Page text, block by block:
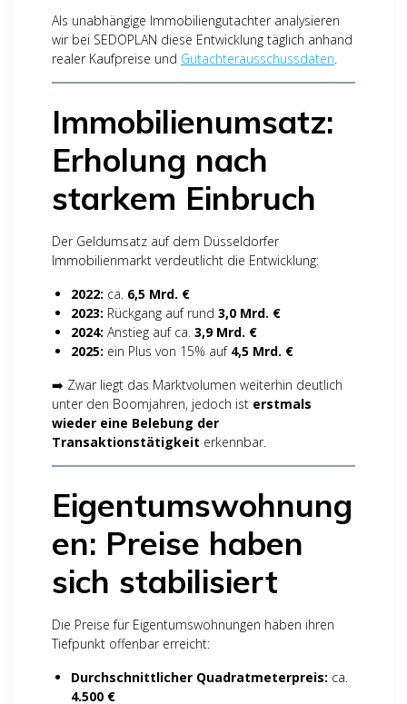
Als unabhängige Immobiliengutachter analysieren
wir bei SEDOPLAN diese Entwicklung täglich anhand
realer Kaufpreise und Gutachterausschussdaten.
Immobilienumsatz:
Erholung nach
starkem Einbruch
Der Geldumsatz auf dem Düsseldorfer
Immobilienmarkt verdeutlicht die Entwicklung:
2022: ca. 6,5 Mrd. €
2023: Rückgang auf rund 3,0 Mrd. €
2024: Anstieg auf ca. 3,9 Mrd. €
2025: ein Plus von 15% auf 4,5 Mrd. €
➡️ Zwar liegt das Marktvolumen weiterhin deutlich
unter den Boomjahren, jedoch ist erstmals
wieder eine Belebung der
Transaktionstätigkeit erkennbar.
Eigentumswohnung
en: Preise haben
sich stabilisiert
Die Preise für Eigentumswohnungen haben ihren
Tiefpunkt offenbar erreicht:
Durchschnittlicher Quadratmeterpreis: ca.
4.500 €